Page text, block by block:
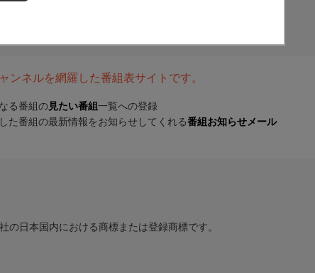
ンネルを網羅した番組表サイトです。
る番組の 見たい番組 一覧への登録
た番組の最新情報をお知らせしてくれる番組お知らせメール
の日本国内における商標または登録商標です。